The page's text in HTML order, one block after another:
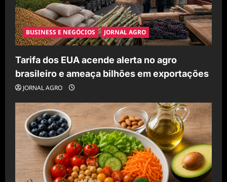
BUSINESS E NEGÓCIOS JORNAL AGRO
Tarifa dos EUA acende alerta no agro
brasileiro e ameaça bilhões em exportações
JORNAL AGRO